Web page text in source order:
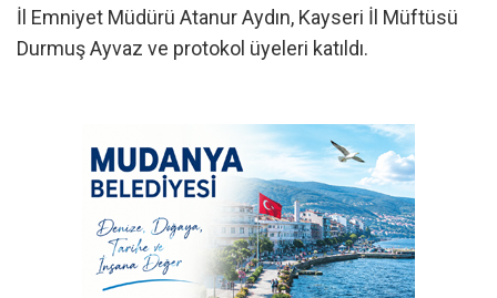
İl Emniyet Müdürü Atanur Aydın, Kayseri İl Müftüsü
Durmuş Ayvaz ve protokol üyeleri katıldı.